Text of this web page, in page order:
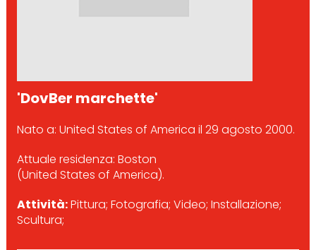
'DovBer marchette'
Nato a: United States of America il 29 agosto 2000.
Attuale residenza: Boston
(United States of America).
Attività:Pittura; Fotografia; Video; Installazione;
Scultura;